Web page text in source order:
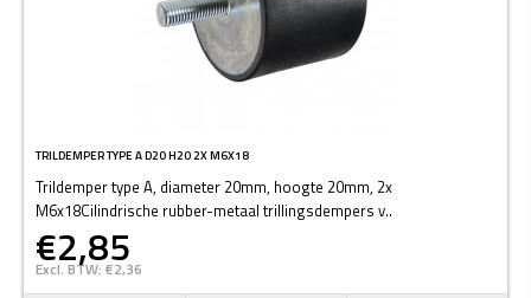
TRILDEMPER TYPE A D20 H20 2X M6X18
Trildemper type A, diameter 20mm, hoogte 20mm, 2x
M6x18Cilindrische rubber-metaal trillingsdempers v..
€2,85
Excl. BTW: €2,36